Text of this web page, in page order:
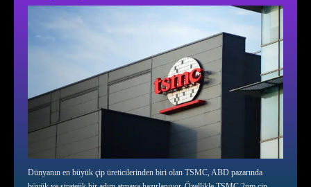
Dünyanın en büyük çip üreticilerinden biri olan TSMC, ABD pazarında